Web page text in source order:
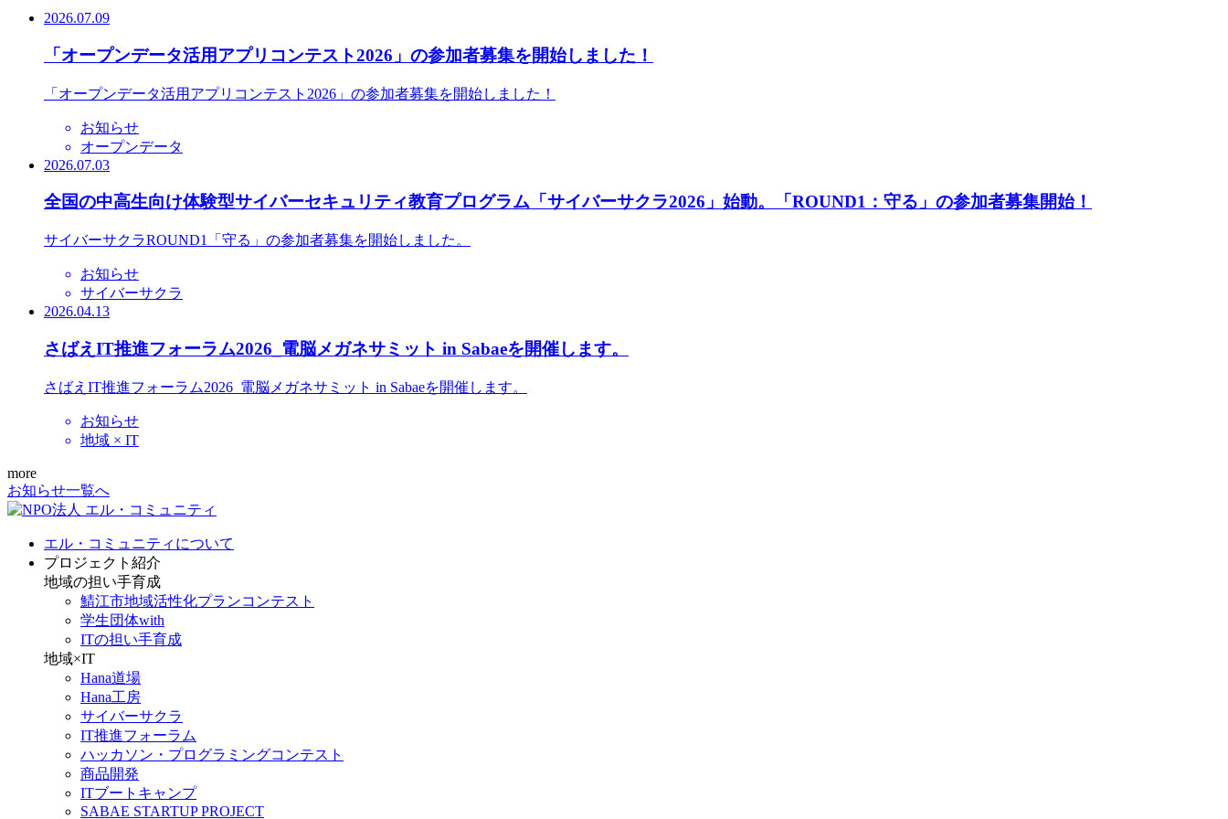
2026.07.09
「オープンデータ活用アプリコンテスト2026」の参加者募集を開始しました！
「オープンデータ活用アプリコンテスト2026」の参加者募集を開始しました！
お知らせ
オープンデータ
2026.07.03
全国の中高生向け体験型サイバーセキュリティ教育プログラム「サイバーサクラ2026」始動。「ROUND1：守る」の参加者募集開始！
サイバーサクラROUND1「守る」の参加者募集を開始しました。
お知らせ
サイバーサクラ
2026.04.13
さばえIT推進フォーラム2026_電脳メガネサミット in Sabaeを開催します。
さばえIT推進フォーラム2026_電脳メガネサミット in Sabaeを開催します。
お知らせ
地域 × IT
more
お知らせ一覧へ
エル・コミュニティについて
プロジェクト紹介
地域の担い手育成
鯖江市地域活性化プランコンテスト
学生団体with
ITの担い手育成
地域×IT
Hana道場
Hana工房
サイバーサクラ
IT推進フォーラム
ハッカソン・プログラミングコンテスト
商品開発
ITブートキャンプ
SABAE STARTUP PROJECT